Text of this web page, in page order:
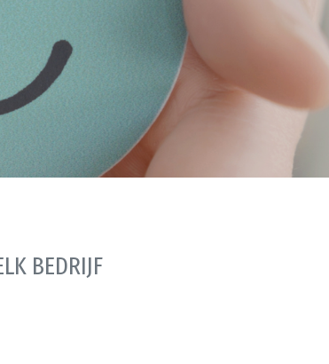
BEDRIJF